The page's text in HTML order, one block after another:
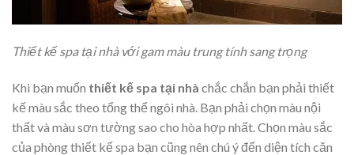
Thiết kế spa tại nhà với gam màu trung tính sang trọng
Khi bạn muốn thiết kế spa tại nhà chắc chắn bạn phải thiết
kế màu sắc theo tổng thể ngôi nhà. Bạn phải chọn màu nội
thất và màu sơn tường sao cho hòa hợp nhất. Chọn màu sắc
của phòng thiết kế spa bạn cũng nên chú ý đến diện tích căn